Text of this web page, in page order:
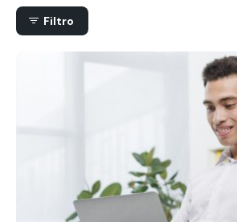
Filtro